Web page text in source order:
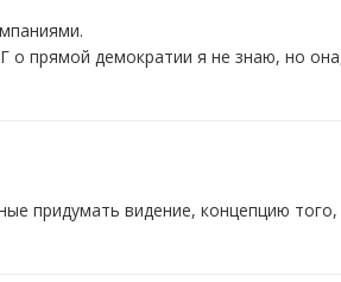
прямой демократии я не знаю, но
придумать видение, концепцию того,